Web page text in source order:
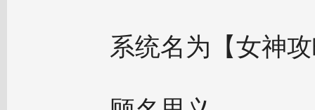
系统名为【女神